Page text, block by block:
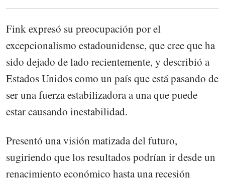
Fink expresó su preocupación por el
excepcionalismo estadounidense, que cree que ha
sido dejado de lado recientemente, y describió a
Estados Unidos como un país que está pasando de
ser una fuerza estabilizadora a una que puede
estar causando inestabilidad.
Presentó una visión matizada del futuro,
sugiriendo que los resultados podrían ir desde un
renacimiento económico hasta una recesión